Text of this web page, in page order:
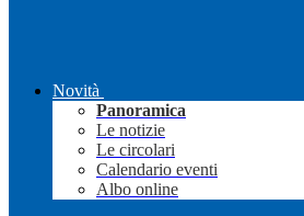
Novità
Panoramica
Le notizie
Le circolari
Calendario eventi
Albo online